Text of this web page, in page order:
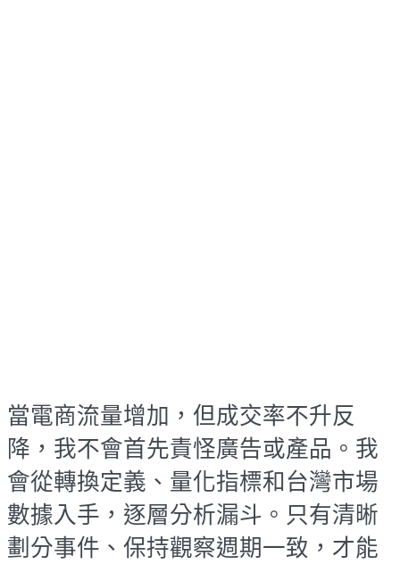
當電商流量增加，但成交率不升反
降，我不會首先責怪廣告或產品。我
會從轉換定義、量化指標和台灣市場
數據入手，逐層分析漏斗。只有清晰
劃分事件、保持觀察週期一致，才能